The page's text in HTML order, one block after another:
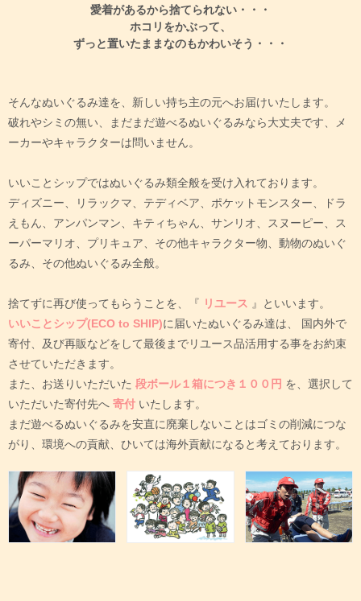
愛着があるから捨てられない・・・
ホコリをかぶって、
ずっと置いたままなのもかわいそう・・・
そんなぬいぐるみ達を、新しい持ち主の元へお届けいたします。
破れやシミの無い、まだまだ遊べるぬいぐるみなら大丈夫です、メ
ーカーやキャラクターは問いません。
いいことシップではぬいぐるみ類全般を受け入れております。
ディズニー、リラックマ、テディベア、ポケットモンスター、ドラ
えもん、アンパンマン、キティちゃん、サンリオ、スヌーピー、ス
ーパーマリオ、プリキュア、その他キャラクター物、動物のぬいぐ
るみ、その他ぬいぐるみ全般。
捨てずに再び使ってもらうことを、『 リユース 』といいます。
いいことシップ(ECO to SHIP)に届いたぬいぐるみ達は、
国内外で
寄付、及び再販などをして最後までリユース品活用する事をお約束
させていただきます。
また、お送りいただいた 段ボール１箱につき１００円 を、選択して
いただいた寄付先へ 寄付 いたします。
まだ遊べるぬいぐるみを安直に廃棄しないことはゴミの削減につな
がり、環境への貢献、ひいては海外貢献になると考えております。